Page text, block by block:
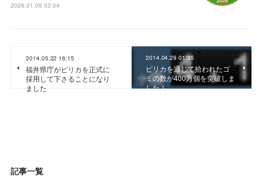
2026.01.08 03:04
2014.05.22 16:15
福井県庁がピリカを正式に
採用して下さることになり
ました
2014.04.29 01:35
ピリカを通じて拾われたゴ
ミの数が400万個を突破しま
した！
記事一覧